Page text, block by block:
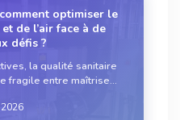
optimiser le
de l’air face à de
défis ?
la qualité sanitaire
fragile entre maîtrise
centrée sur le seul